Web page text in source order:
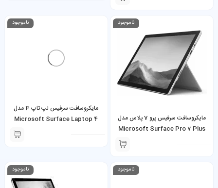
ناموجود
مایکروسافت سرفیس پرو 7 پلاس مدل
Microsoft Surface Pro 7 Plus
Core i5-1135G7 16GB 256GB
ناموجود
مایکروسافت سرفیس لپ تاپ 4 مدل
Microsoft Surface Laptop 4
Core i5 16GB 512GB SSD
ناموجود ناموجود